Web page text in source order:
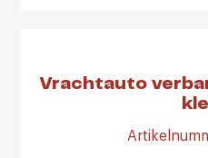
Vrachtauto